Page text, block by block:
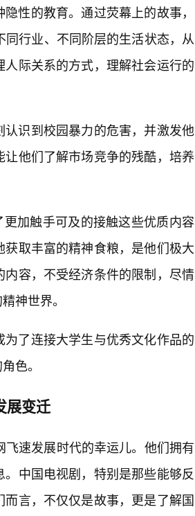
性的教育。通过荧幕上的故事，
行业、不同阶层的生活状态，从
际关系的方式，理解社会运行的
识到校园暴力的危害，并激发他
他们了解市场竞争的残酷，培养
加触手可及的接触这些优质内容
取丰富的精神食粮，是他们极大
容，不受经济条件的限制，尽情
神世界。
了连接大学生与优秀文化作品的
色。
展变迁
速发展时代的幸运儿。他们拥有
中国电视剧，特别是那些能够反
言，不仅仅是故事，更是了解国